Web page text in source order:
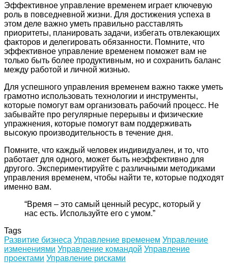
Эффективное управление временем играет ключевую
роль в повседневной жизни. Для достижения успеха в
этом деле важно уметь правильно расставлять
приоритеты, планировать задачи, избегать отвлекающих
факторов и делегировать обязанности. Помните, что
эффективное управление временем поможет вам не
только быть более продуктивным, но и сохранить баланс
между работой и личной жизнью.
Для успешного управления временем важно также уметь
грамотно использовать технологии и инструменты,
которые помогут вам организовать рабочий процесс. Не
забывайте про регулярные перерывы и физические
упражнения, которые помогут вам поддерживать
высокую производительность в течение дня.
Помните, что каждый человек индивидуален, и то, что
работает для одного, может быть неэффективно для
другого. Экспериментируйте с различными методиками
управления временем, чтобы найти те, которые подходят
именно вам.
“Время – это самый ценный ресурс, который у
нас есть. Используйте его с умом.”
Tags
Развитие бизнеса Управление временем Управление
изменениями Управление командой Управление
проектами Управление рисками